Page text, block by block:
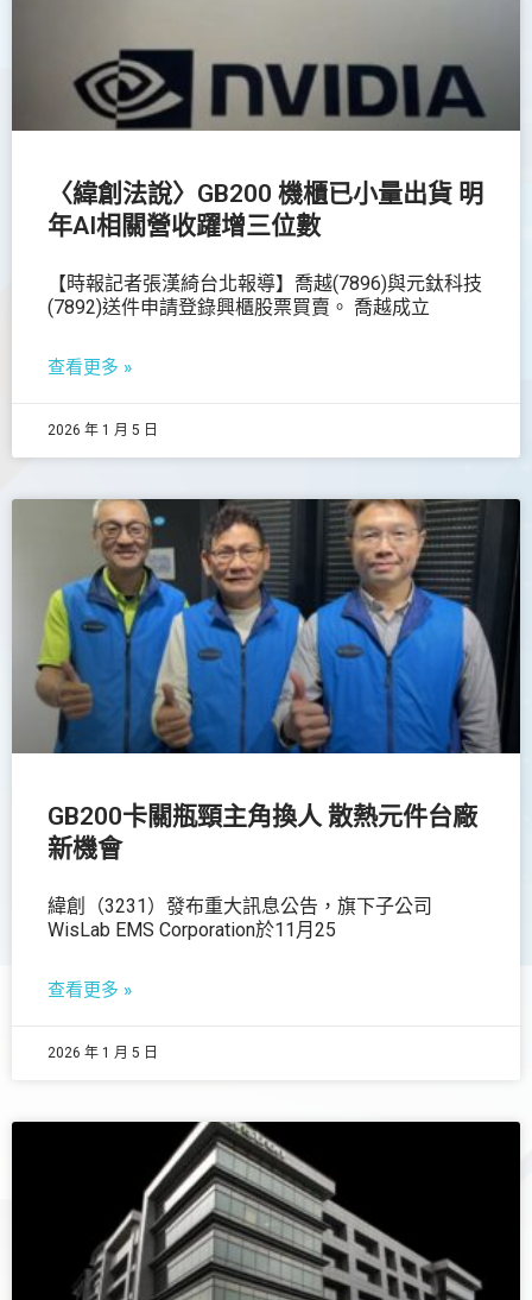
〈緯創法說〉GB200 機櫃已小量出貨 明
年AI相關營收躍增三位數
【時報記者張漢綺台北報導】喬越(7896)與元鈦科技
(7892)送件申請登錄興櫃股票買賣。 喬越成立
查看更多 »
2026 年 1 月 5 日
GB200卡關瓶頸主角換人 散熱元件台廠
新機會
緯創（3231）發布重大訊息公告，旗下子公司
WisLab EMS Corporation於11月25
查看更多 »
2026 年 1 月 5 日